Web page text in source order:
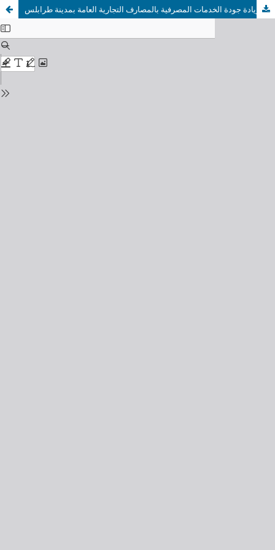
أثر نظم المعلومات المحاسبية الالكترونية في زيادة جودة الخدمات المصرفية بالمصارف التجارية العامة بمدينة طرابلس